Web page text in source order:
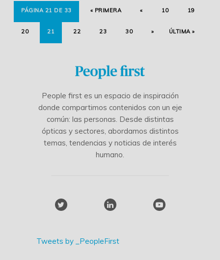
PÁGINA 21 DE 33 « PRIMERA « 10 19
20 21 22 23 30 » ÚLTIMA »
People first es un espacio de inspiración
donde compartimos contenidos con un eje
común: las personas. Desde distintas
ópticas y sectores, abordamos distintos
temas, tendencias y noticias de interés
humano.
Tweets by _PeopleFirst